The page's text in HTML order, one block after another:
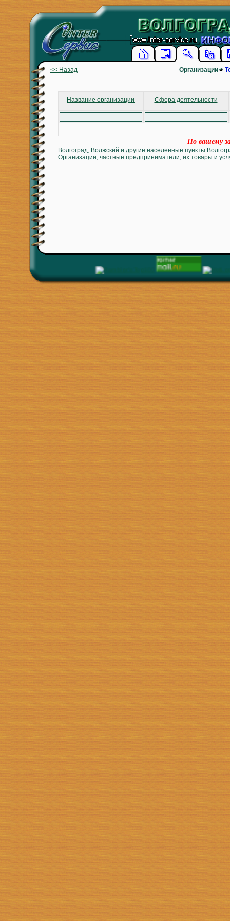
<< Назад Организации
Название организации Сфера деятельности
По вашему
Волгоград, Волжский и другие населенные пункты
Организации, частные предприниматели, их товары и